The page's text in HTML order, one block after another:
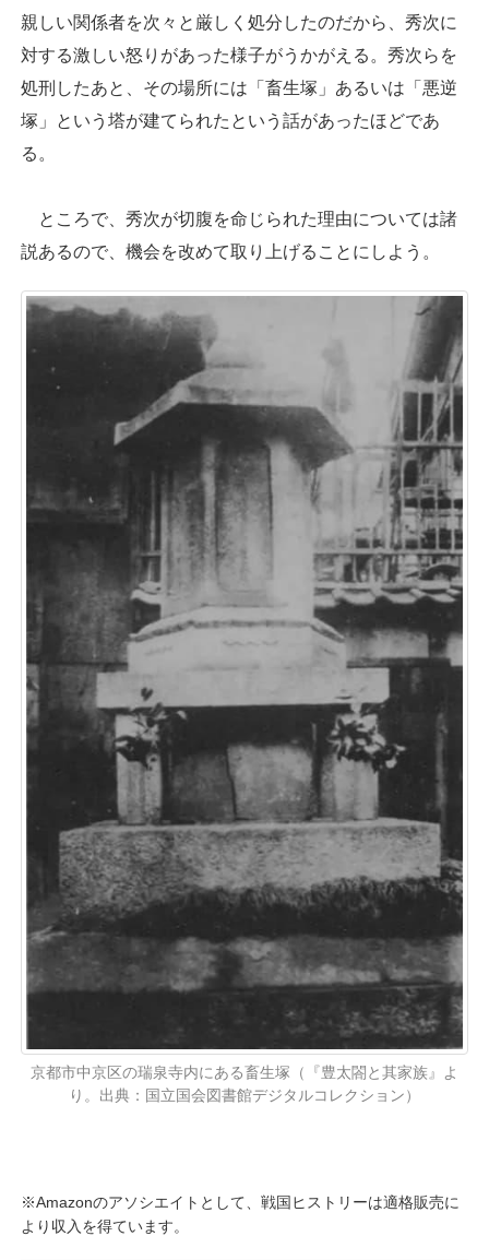
親しい関係者を次々と厳しく処分したのだから、秀次に
対する激しい怒りがあった様子がうかがえる。秀次らを
処刑したあと、その場所には「畜生塚」あるいは「悪逆
塚」という塔が建てられたという話があったほどであ
る。
ところで、秀次が切腹を命じられた理由については諸
説あるので、機会を改めて取り上げることにしよう。
京都市中京区の瑞泉寺内にある畜生塚（『豊太閤と其家族』よ
り。出典：国立国会図書館デジタルコレクション）
※Amazonのアソシエイトとして、戦国ヒストリーは適格販売に
より収入を得ています。